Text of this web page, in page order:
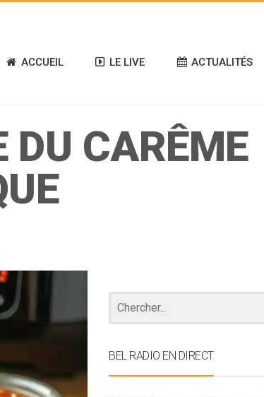
ACCUEIL LE LIVE ACTUALITÉS
DU CARÊME
BEL RADIO EN DIRECT